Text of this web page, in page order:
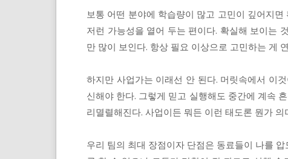
보통 어떤 분야에 학습량이 많고 고민이 깊어지
저런 가능성을 열어 두는 편이다. 확실해 보이는
만 많이 보인다. 항상 필요 이상으로 고민하는 게
하지만 사업가는 이래선 안 된다. 머릿속에서 이
신해야 한다. 그렇게 믿고 실행해도 중간에 계속
리멸렬해진다. 사업이든 뭐든 이런 태도론 뭔가
우리 팀의 최대 장점이자 단점은 동료들이 나를